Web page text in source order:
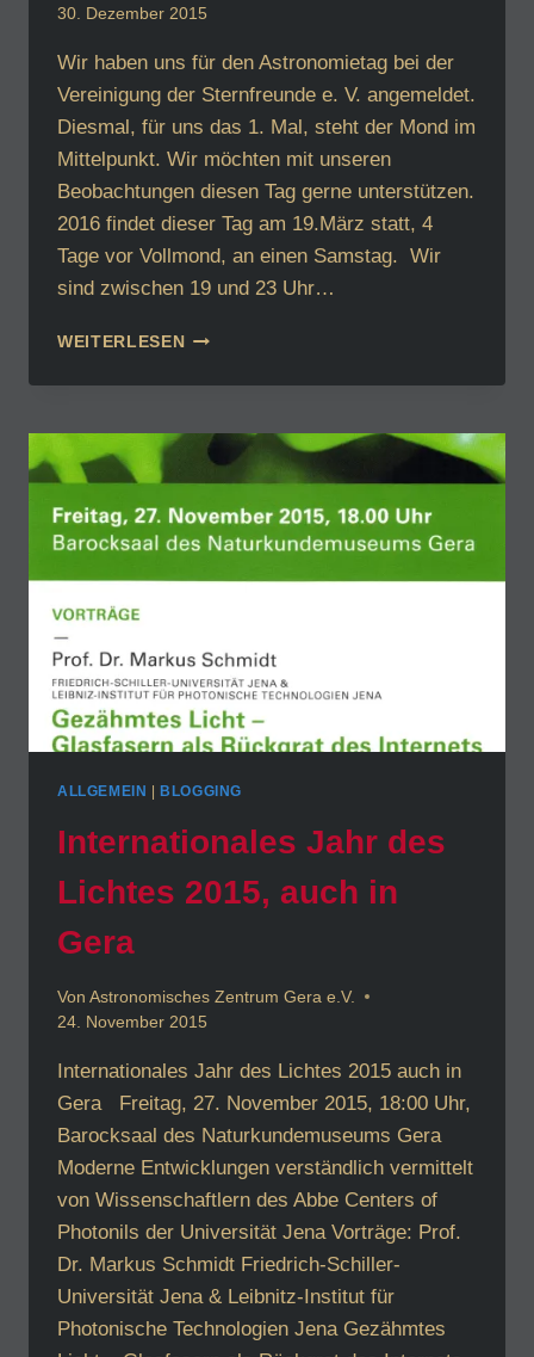
30. Dezember 2015
Wir haben uns für den Astronomietag bei der
Vereinigung der Sternfreunde e. V. angemeldet.
Diesmal, für uns das 1. Mal, steht der Mond im
Mittelpunkt. Wir möchten mit unseren
Beobachtungen diesen Tag gerne unterstützen.
2016 findet dieser Tag am 19.März statt, 4
Tage vor Vollmond, an einen Samstag. Wir
sind zwischen 19 und 23 Uhr…
WEITERLESENANMELDUNG
ASTRONOMIETAG
ALLGEMEIN BLOGGING
Internationales Jahr des
Lichtes 2015, auch in
Gera
Von Astronomisches Zentrum Gera e.V.
24. November 2015
Internationales Jahr des Lichtes 2015 auch in
Gera Freitag, 27. November 2015, 18:00 Uhr,
Barocksaal des Naturkundemuseums Gera
Moderne Entwicklungen verständlich vermittelt
von Wissenschaftlern des Abbe Centers of
Photonils der Universität Jena Vorträge: Prof.
Dr. Markus Schmidt Friedrich-Schiller-
Universität Jena & Leibnitz-Institut für
Photonische Technologien Jena Gezähmtes